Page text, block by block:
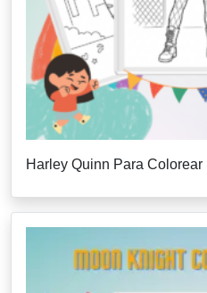
Harley Quinn Para Colorear